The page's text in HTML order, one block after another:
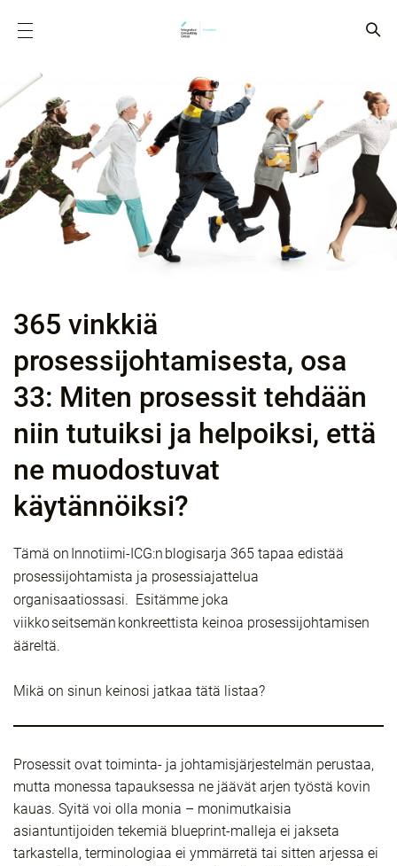
365 vinkkiä
prosessijohtamisesta, osa
33: Miten prosessit tehdään
niin tutuiksi ja helpoiksi, että
ne muodostuvat
käytännöiksi?
Tämä on Innotiimi-ICG:n blogisarja 365 tapaa edistää
prosessijohtamista ja prosessiajattelua
organisaatiossasi. Esitämme joka
viikko seitsemän konkreettista keinoa prosessijohtamisen
ääreltä.
Mikä on sinun keinosi jatkaa tätä listaa?
Prosessit ovat toiminta- ja johtamisjärjestelmän perustaa,
mutta monessa tapauksessa ne jäävät arjen työstä kovin
kauas. Syitä voi olla monia – monimutkaisia
asiantuntijoiden tekemiä blueprint-malleja ei jakseta
tarkastella, terminologiaa ei ymmärretä tai sitten arjessa ei